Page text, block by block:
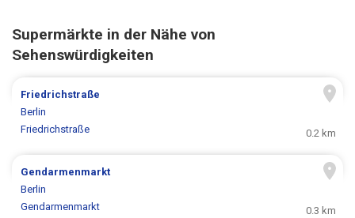
Supermärkte in der Nähe von
Sehenswürdigkeiten
Friedrichstraße
Berlin
Friedrichstraße
0.2 km
Gendarmenmarkt
Berlin
Gendarmenmarkt
0.3 km